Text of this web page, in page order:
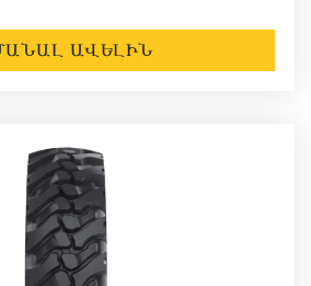
ԱՎԵԼԻՆ